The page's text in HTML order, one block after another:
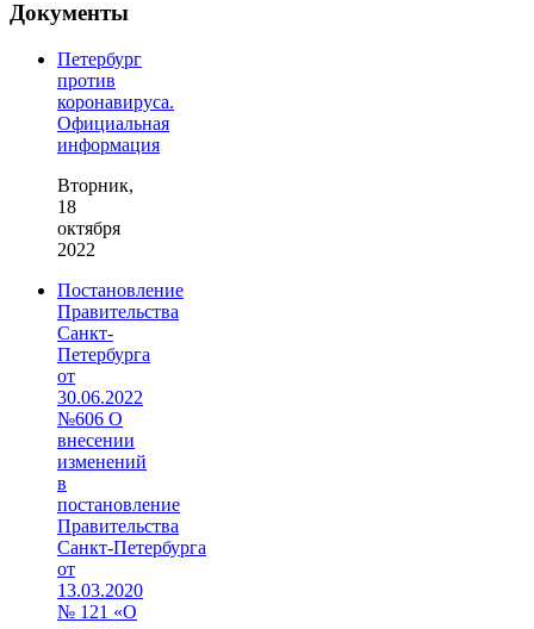
Документы
Петербург
против
коронавируса.
Официальная
информация
Вторник,
18
октября
2022
Постановление
Правительства
Санкт-
Петербурга
от
30.06.2022
№606 О
внесении
изменений
в
постановление
Правительства
Санкт‑Петербурга
от
13.03.2020
№ 121 «О